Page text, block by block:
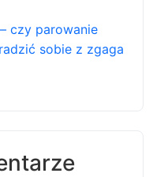
czy parowanie
sobie z zgaga